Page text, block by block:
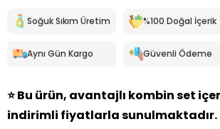
Soğuk Sıkım Üretim %100 Doğal İçerik
Aynı Gün Kargo Güvenli Ödeme
⭐ Bu ürün, avantajlı kombin set
indirimli fiyatlarla sunulmaktadır.